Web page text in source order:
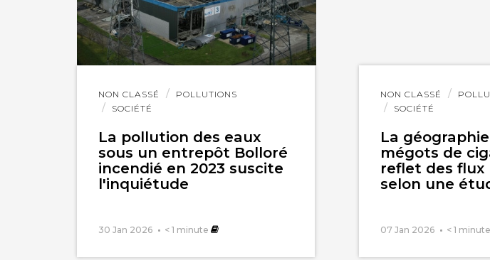
NON CLASSÉ
POLLUTIONS
SOCIÉTÉ
La pollution des eaux
sous un entrepôt Bolloré
incendié en 2023 suscite
l'inquiétude
30 Jan 2026 < 1 minute
Lire
l'article
NON CLASSÉ
SOCIÉTÉ
La
mégots de
reflet des flux
selon une
07 Jan 2026 < 1 minute
Lire
l'article